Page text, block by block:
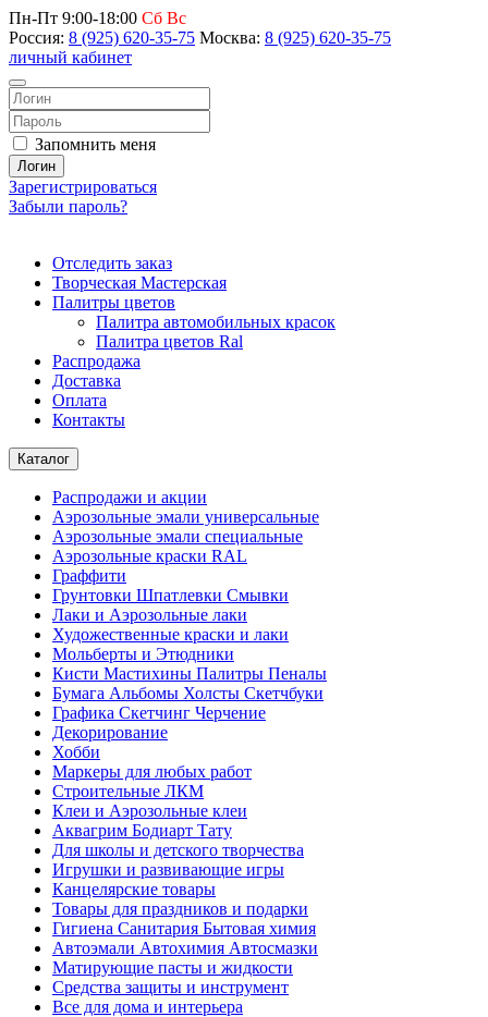
Пн-Пт 9:00-18:00 Сб Вс
Россия: 8 (925) 620-35-75 Москва: 8 (925) 620-35-75
личный кабинет
Запомнить меня
Логин
Зарегистрироваться
Забыли пароль?
Отследить заказ
Творческая Мастерская
Палитры цветов
Палитра автомобильных красок
Палитра цветов Ral
Распродажа
Доставка
Оплата
Контакты
Каталог
Распродажи и акции
Аэрозольные эмали универсальные
Аэрозольные эмали специальные
Аэрозольные краски RAL
Граффити
Грунтовки Шпатлевки Смывки
Лаки и Аэрозольные лаки
Художественные краски и лаки
Мольберты и Этюдники
Кисти Мастихины Палитры Пеналы
Бумага Альбомы Холсты Скетчбуки
Графика Скетчинг Черчение
Декорирование
Хобби
Маркеры для любых работ
Строительные ЛКМ
Клеи и Аэрозольные клеи
Аквагрим Бодиарт Тату
Для школы и детского творчества
Игрушки и развивающие игры
Канцелярские товары
Товары для праздников и подарки
Гигиена Санитария Бытовая химия
Автоэмали Автохимия Автосмазки
Матирующие пасты и жидкости
Средства защиты и инструмент
Все для дома и интерьера